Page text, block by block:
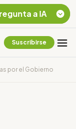
Suscribirse
por el Gobierno
a IA
Chevron Ecuador